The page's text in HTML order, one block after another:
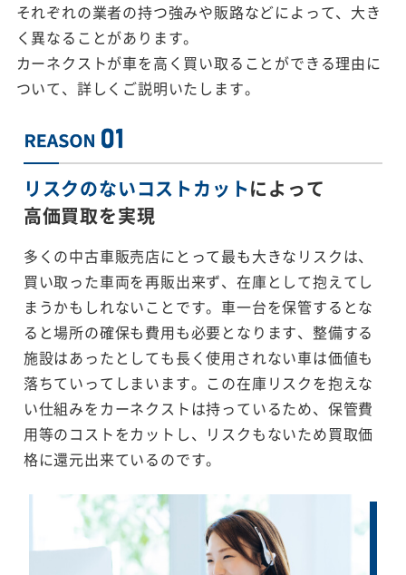
それぞれの業者の持つ強みや販路などによって、大き
く異なることがあります。
カーネクストが車を高く買い取ることができる理由に
ついて、詳しくご説明いたします。
リスクのないコストカットによって
高価買取を実現
多くの中古車販売店にとって最も大きなリスクは、
買い取った車両を再販出来ず、在庫として抱えてし
まうかもしれないことです。車一台を保管するとな
ると場所の確保も費用も必要となります、整備する
施設はあったとしても長く使用されない車は価値も
落ちていってしまいます。この在庫リスクを抱えな
い仕組みをカーネクストは持っているため、保管費
用等のコストをカットし、リスクもないため買取価
格に還元出来ているのです。